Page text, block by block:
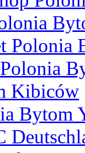
Polonia
Kibiców
Bytom